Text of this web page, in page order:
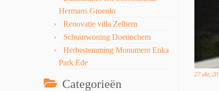
Hermans Groenlo
Renovatie villa Zelhem
Schuurwoning Doetinchem
Herbestemming Monument Enka
Park Ede
Categorieën
27 okt,